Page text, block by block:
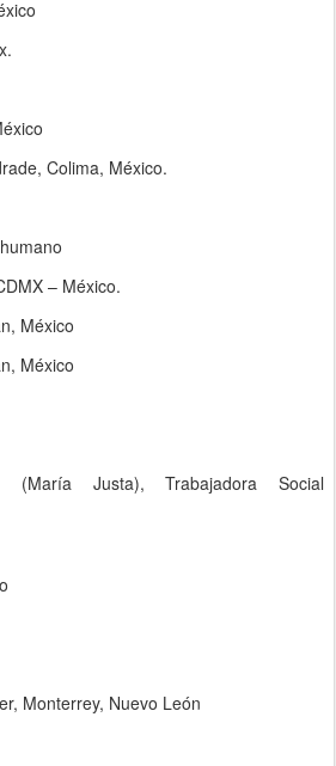
Colima, México.
– México.
México
México
(María Justa), Trabajadora Social
Monterrey, Nuevo León